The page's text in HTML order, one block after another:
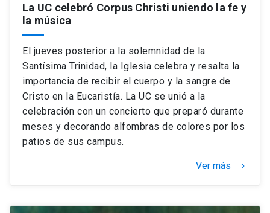
La UC celebró Corpus Christi uniendo la fe y
la música
El jueves posterior a la solemnidad de la
Santísima Trinidad, la Iglesia celebra y resalta la
importancia de recibir el cuerpo y la sangre de
Cristo en la Eucaristía. La UC se unió a la
celebración con un concierto que preparó durante
meses y decorando alfombras de colores por los
patios de sus campus.
Ver más keyboard_arrow_right